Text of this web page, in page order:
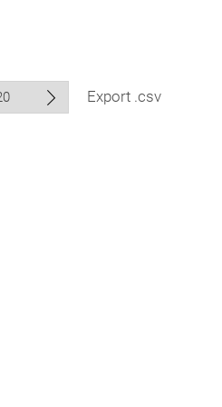
Export .csv